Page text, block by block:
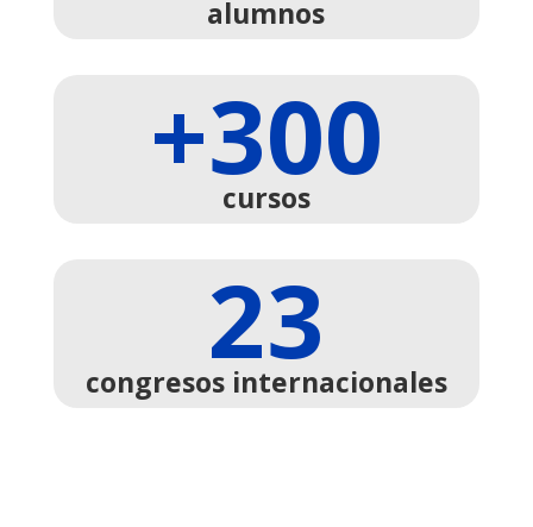
alumnos
+300
cursos
23
congresos internacionales